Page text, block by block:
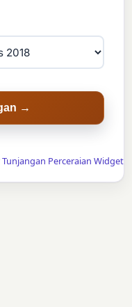
→
Perceraian Widget